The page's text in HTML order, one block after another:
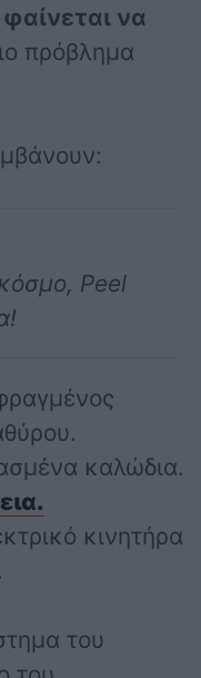
φαίνεται να
πρόβλημα
Peel
καλώδια.
κινητήρα
του